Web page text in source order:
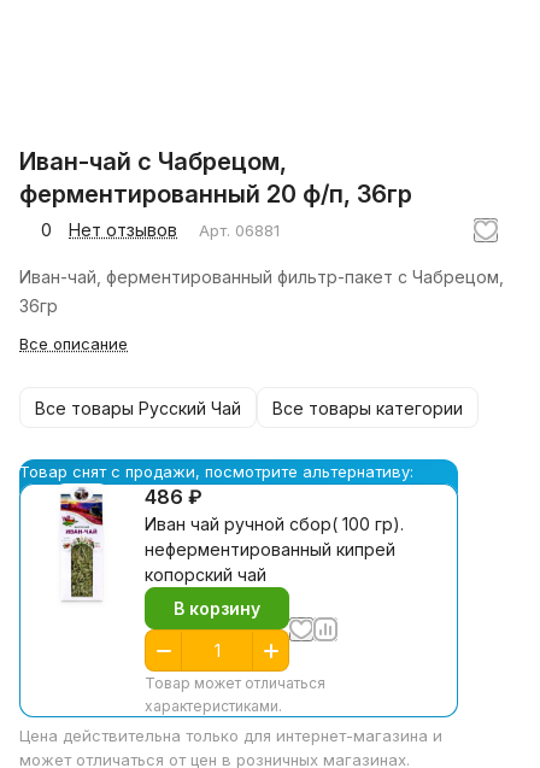
Иван-чай с Чабрецом,
ферментированный 20 ф/п, 36гр
0 Нет отзывов Арт. 06881
Иван-чай, ферментированный фильтр-пакет с Чабрецом,
36гр
Все описание
Все товары Русский Чай Все товары категории
Товар снят с продажи, посмотрите альтернативу:
486 ₽
Иван чай ручной сбор( 100 гр).
неферментированный кипрей
копорский чай
В корзину
Товар может отличаться
характеристиками.
Цена действительна только для интернет-магазина и
может отличаться от цен в розничных магазинах.